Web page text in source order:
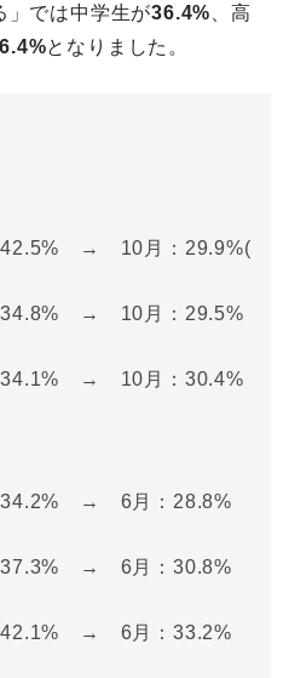
」では中学生が36.4% 、高
となりました。
→ 10月：29.9%(
→ 10月：29.5%
→ 10月：30.4%
→ 6月：28.8%
→ 6月：30.8%
→ 6月：33.2%